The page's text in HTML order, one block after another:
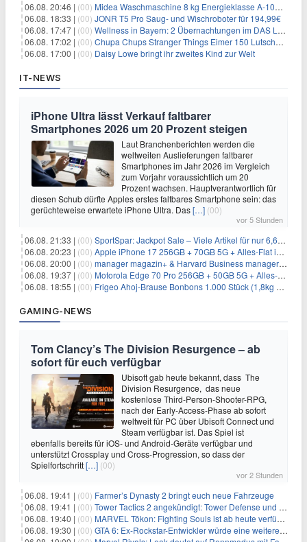
06.08. 20:46 | (00) Midea Waschmaschine 8 kg Energieklasse A-10% 1400 U/Min für 289,97€
06.08. 18:33 | (00) JONR T5 Pro Saug- und Wischroboter für 194,99€
06.08. 17:47 | (00) Wellness in Bayern: 2 Übernachtungen im DAS LUDWIG Sports Resort inkl. HP + Wellness ab 174€ p.P.
06.08. 17:02 | (00) Chupa Chups Stranger Things Eimer 150 Lutscher für 21,95€
06.08. 17:00 | (00) Daisy Lowe bringt ihr zweites Kind zur Welt
IT-NEWS
iPhone Ultra lässt Verkauf faltbarer
Smartphones 2026 um 20 Prozent steigen
Laut Branchenberichten werden die
weltweiten Auslieferungen faltbarer
Smartphones im Jahr 2026 im Vergleich
zum Vorjahr voraussichtlich um 20
Prozent wachsen. Hauptverantwortlich für
diesen Schub dürfte Apples erstes faltbares Smartphone sein: das
gerüchteweise erwartete iPhone Ultra. Das[…] (00)
vor 5 Stunden
06.08. 21:33 | (00) SportSpar: Jackpot Sale – Viele Artikel für nur 6,66€ – nur 48 Stunden
06.08. 20:23 | (00) Apple iPhone 17 256GB + 70GB 5G + Alles-Flat im Vodafone-Netz für 34,99€/Monat – eff. 4,65€/Monat
06.08. 20:00 | (00) manager magazin+ & Harvard Business manager+ Digital-Kombi-Abo 1 Monat kostenlos
06.08. 19:37 | (00) Motorola Edge 70 Pro 256GB + 50GB 5G + Alles-Flat im Vodafone-Netz für 19,99€/Monat – eff. 0,61€/Monat
06.08. 18:55 | (00) Frigeo Ahoj-Brause Bonbons 1.000 Stück (1,8kg Eimer) für 6,29€
GAMING-NEWS
Tom Clancy’s The Division Resurgence – ab
sofort für euch verfügbar
Ubisoft gab heute bekannt, dass The
Division Resurgence, das neue
kostenlose Third-Person-Shooter-RPG,
nach der Early-Access-Phase ab sofort
weltweit für PC über Ubisoft Connect und
Steam verfügbar ist. Das Spiel ist
ebenfalls bereits für iOS- und Android-Geräte verfügbar und
unterstützt Crossplay und Cross-Progression, so dass der
Spielfortschritt[…] (00)
vor 2 Stunden
06.08. 19:41 | (00) Farmer’s Dynasty 2 bringt euch neue Fahrzeuge
06.08. 19:41 | (00) Tower Tactics 2 angekündigt: Tower Defense und Deckbuilding Kombo kehrt zurück
06.08. 19:40 | (00) MARVEL Tōkon: Fighting Souls ist ab heute verfügbar
06.08. 19:30 | (00) GTA 6: Ex-Rockstar-Entwickler würde eine weitere Verschiebung nicht überraschen